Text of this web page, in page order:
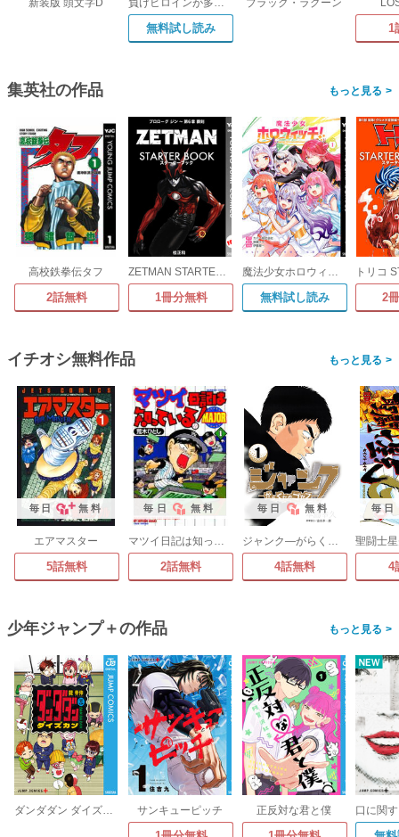
新装版 頭文字D 負けヒロインが多すぎる!@comic
無料試し読み
ブラック・ラグーン
1
集英社の作品 >
高校鉄拳伝タフ
2話無料
ZETMAN STARTER BOOK
1冊分無料
魔法少女ホロウィッチ!
無料試し読み 2
イチオシ無料作品 >
毎日 無料
エアマスター
5話無料
毎日 無料
マツイ日記は知っている!MAJOR
2話無料
毎日 無料
ジャンク―がらくたのゴルフ―
4話無料
毎日
4
少年ジャンプ＋の作品 >
ダンダダン ダイズカン サンキューピッチ 正反対な君と僕